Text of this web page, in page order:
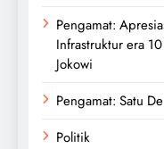
Pengamat:
Infrastruktur era
Jokowi
Pengamat: Satu
Politik